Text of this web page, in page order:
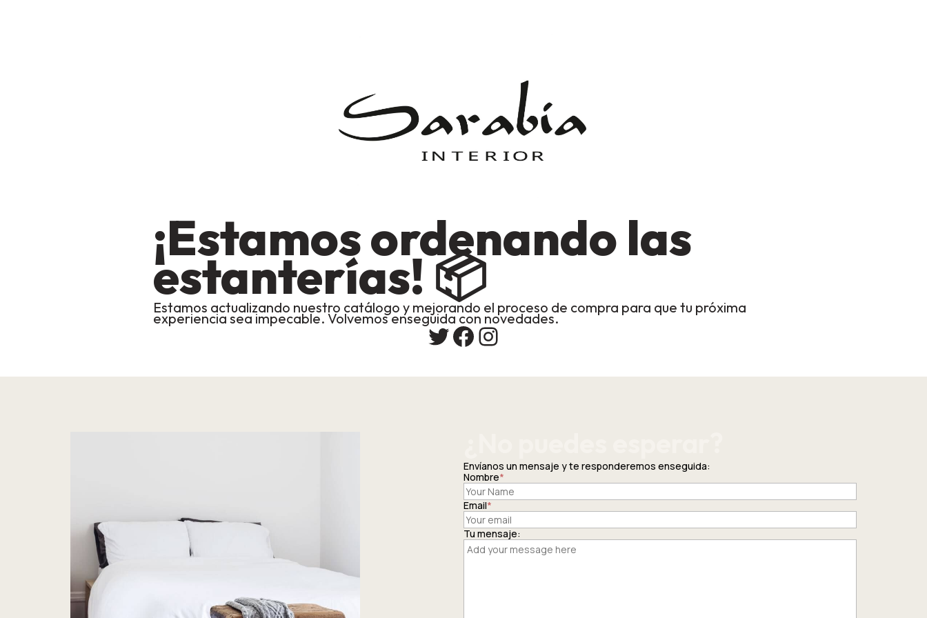
¡Estamos ordenando las
estanterías! 📦
Estamos actualizando nuestro catálogo y mejorando el proceso de compra para que tu próxima
experiencia sea impecable. Volvemos enseguida con novedades.
TwitterFacebookInstagram
Envíanos un mensaje y te responderemos enseguida:
Nombre*
Email*
Tu mensaje: